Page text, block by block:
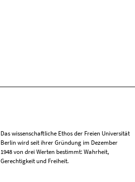
Das wissenschaftliche Ethos der Freien Universität
Berlin wird seit ihrer Gründung im Dezember
1948 von drei Werten bestimmt: Wahrheit,
Gerechtigkeit und Freiheit.